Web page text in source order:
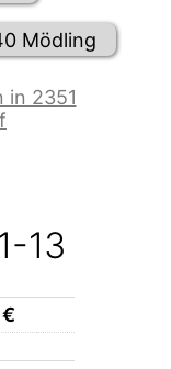
Mödling
in 2351
13
€